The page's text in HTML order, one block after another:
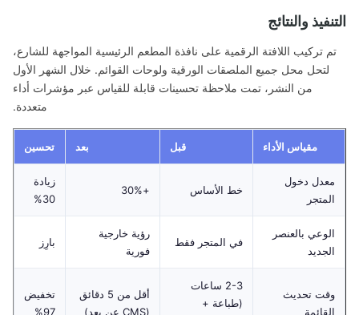
والنتائج
تركيب اللافتة الرقمية على نافذة المطعم الرئيسية المواجهة للشارع،
لتحل محل جميع الملصقات الورقية ولوحات القوائم. خلال الشهر الأول
من النشر، تمت ملاحظة تحسينات قابلة للقياس عبر مؤشرات أداء
متعددة.
مقياس الأداء تحسين
دخول
خط الأساس
بالعنصر
في المتجر فقط
رؤية خارجية
تحديث
2-3 ساعات
(طباعة +
أقل من 5 دقائق
تخفيض